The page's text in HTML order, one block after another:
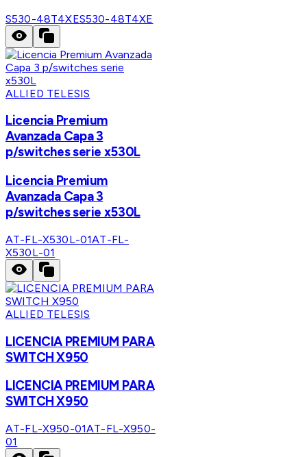
S530-48T4XES530-48T4XE
ALLIED TELESIS
Licencia Premium
Avanzada Capa 3
p/switches serie x530L
Licencia Premium
Avanzada Capa 3
p/switches serie x530L
AT-FL-X530L-01AT-FL-
X530L-01
ALLIED TELESIS
LICENCIA PREMIUM PARA
SWITCH X950
LICENCIA PREMIUM PARA
SWITCH X950
AT-FL-X950-01AT-FL-X950-
01